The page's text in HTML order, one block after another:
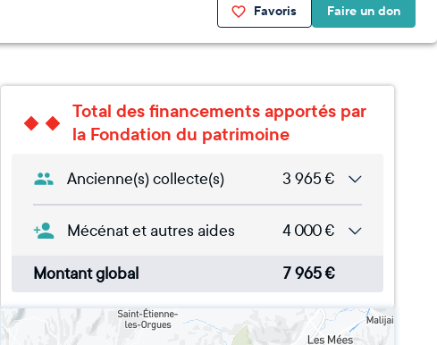
Favoris Faire un don
Total des financements apportés par
la Fondation du patrimoine
Ancienne(s) collecte(s) 3 965 €
Mécénat et autres aides 4 000€
Montant global 7 965€